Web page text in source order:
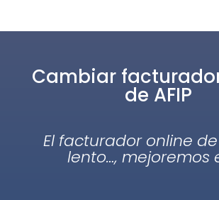
Cambiar
de AFIP
El facturador online de
lento…, mejoremos